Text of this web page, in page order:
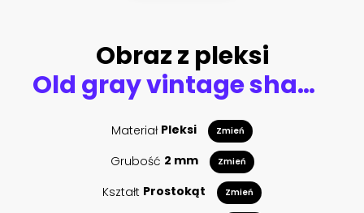
Obraz z pleksi
Old gray vintage shabby damask patchwork tiles stone concrete cement wall texture background banner
Materiał Pleksi Zmień
Grubość 2 mm Zmień
Kształt Prostokąt Zmień